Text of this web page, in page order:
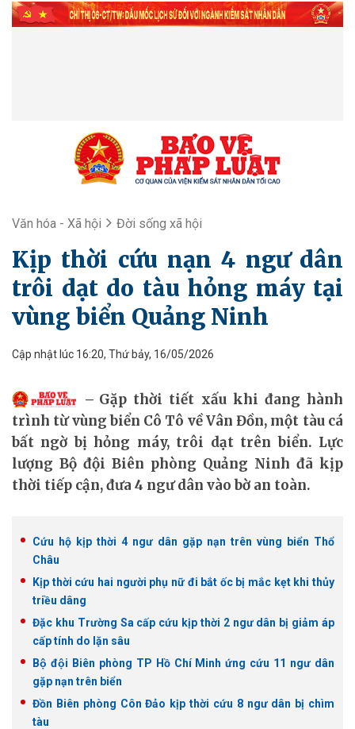
Văn hóa - Xã hội Đời sống xã hội
Kịp thời cứu nạn 4 ngư dân
trôi dạt do tàu hỏng máy tại
vùng biển Quảng Ninh
Cập nhật lúc 16:20, Thứ bảy, 16/05/2026
Gặp thời tiết xấu khi đang hành
trình từ vùng biển Cô Tô về Vân Đồn, một tàu cá
bất ngờ bị hỏng máy, trôi dạt trên biển. Lực
lượng Bộ đội Biên phòng Quảng Ninh đã kịp
thời tiếp cận, đưa 4 ngư dân vào bờ an toàn.
Cứu hộ kịp thời 4 ngư dân gặp nạn trên vùng biển Thổ
Châu
Kịp thời cứu hai người phụ nữ đi bắt ốc bị mắc kẹt khi thủy
triều dâng
Đặc khu Trường Sa cấp cứu kịp thời 2 ngư dân bị giảm áp
cấp tính do lặn sâu
Bộ đội Biên phòng TP Hồ Chí Minh ứng cứu 11 ngư dân
gặp nạn trên biển
Đồn Biên phòng Côn Đảo kịp thời cứu 8 ngư dân bị chìm
tàu